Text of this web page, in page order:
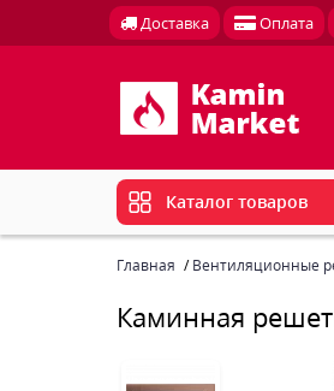
Доставка Оплата
Каталог товаров
Главная Вентиляционные
Каминная